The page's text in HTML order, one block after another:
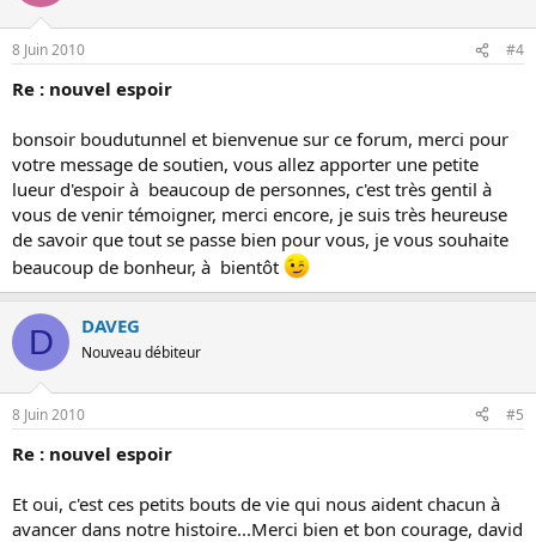
8 Juin 2010 #4
Re : nouvel espoir
bonsoir boudutunnel et bienvenue sur ce forum, merci pour
votre message de soutien, vous allez apporter une petite
lueur d'espoir à beaucoup de personnes, c'est très gentil à
vous de venir témoigner, merci encore, je suis très heureuse
de savoir que tout se passe bien pour vous, je vous souhaite
beaucoup de bonheur, à bientôt
D DAVEG
Nouveau débiteur
8 Juin 2010 #5
Re : nouvel espoir
Et oui, c'est ces petits bouts de vie qui nous aident chacun à
avancer dans notre histoire...Merci bien et bon courage, david